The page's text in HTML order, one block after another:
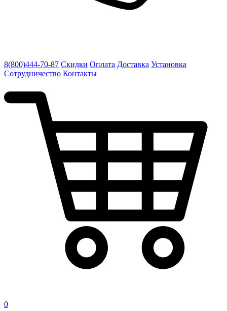
8(800)444-70-87 Скидки Оплата Доставка Установка
Сотрудничество Контакты
0